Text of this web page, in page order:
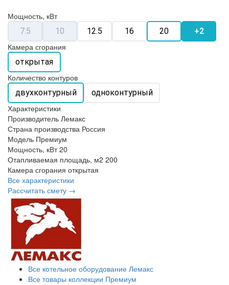
Мощность, кВт
7.5 10 12.5 16 20 +2
Камера сгорания
открытая
Количество контуров
двухконтурный одноконтурный
Характеристики
Производитель Лемакс
Страна производства Россия
Модель Премиум
Мощность, кВт 20
Отапливаемая площадь, м2 200
Камера сгорания открытая
Все характеристики
Рассчитать смету →
Все котельное оборудование Лемакс
Все товары коллекции Премиум